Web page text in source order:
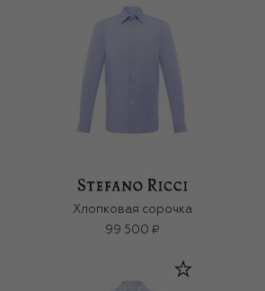
Хлопковая сорочка
99 500 ₽